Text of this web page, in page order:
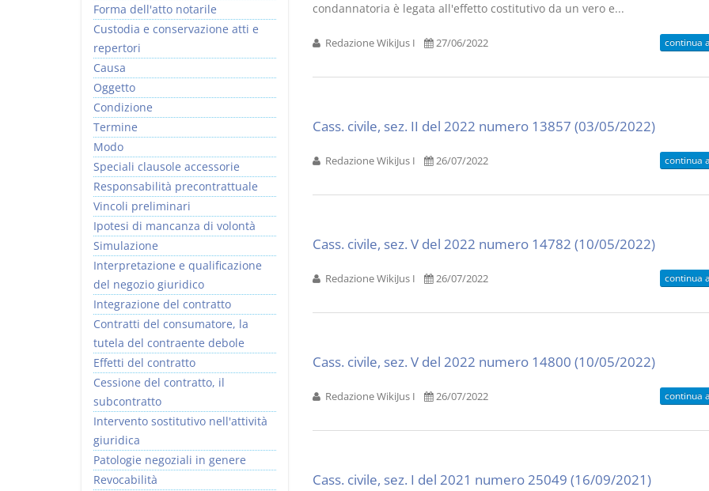
condannatoria è legata all'effetto costitutivo da un vero e...
Redazione WikiJus I 27/06/2022 continua
Cass. civile, sez. II del 2022 numero 13857 (03/05/2022)
Redazione WikiJus I 26/07/2022 continua
Cass. civile, sez. V del 2022 numero 14782 (10/05/2022)
Redazione WikiJus I 26/07/2022 continua
Cass. civile, sez. V del 2022 numero 14800 (10/05/2022)
Redazione WikiJus I 26/07/2022 continua
Cass. civile, sez. I del 2021 numero 25049 (16/09/2021)
Forma dell'atto notarile
Custodia e conservazione atti e
repertori
Causa
Oggetto
Condizione
Termine
Modo
Speciali clausole accessorie
Responsabilità precontrattuale
Vincoli preliminari
Ipotesi di mancanza di volontà
Simulazione
Interpretazione e qualificazione
del negozio giuridico
Integrazione del contratto
Contratti del consumatore, la
tutela del contraente debole
Effetti del contratto
Cessione del contratto, il
subcontratto
Intervento sostitutivo nell'attività
giuridica
Patologie negoziali in genere
Revocabilità